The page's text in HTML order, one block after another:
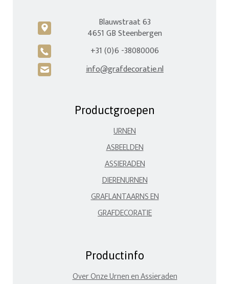
c
Blauwstraat 63
4651 GB Steenbergen
A +31 (0)6 -38080006
H info@grafdecoratie.nl
Productgroepen
URNEN
ASBEELDEN
ASSIERADEN
DIERENURNEN
GRAFLANTAARNS EN
GRAFDECORATIE
Productinfo
Over Onze Urnen en Assieraden